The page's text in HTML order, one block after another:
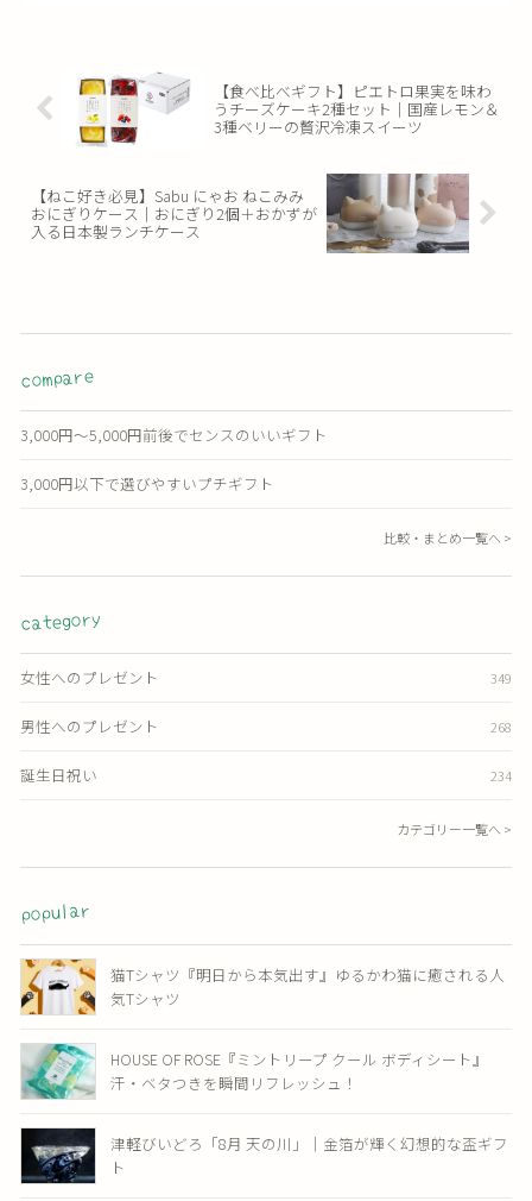
【食べ比べギフト】ピエトロ果実を味わ
うチーズケーキ2種セット｜国産レモン＆
3種ベリーの贅沢冷凍スイーツ
【ねこ好き必見】Sabu にゃお ねこみみ
おにぎりケース｜おにぎり2個＋おかずが
入る日本製ランチケース
compare
3,000円〜5,000円前後でセンスのいいギフト
3,000円以下で選びやすいプチギフト
比較・まとめ一覧へ >
category
女性へのプレゼント 349
男性へのプレゼント 268
誕生日祝い 234
カテゴリー一覧へ >
popular
猫Tシャツ『明日から本気出す』ゆるかわ猫に癒される人
気Tシャツ
HOUSE OF ROSE『ミントリープ クール ボディシート』
汗・ベタつきを瞬間リフレッシュ！
津軽びいどろ「8月 天の川」｜金箔が輝く幻想的な盃ギフ
ト